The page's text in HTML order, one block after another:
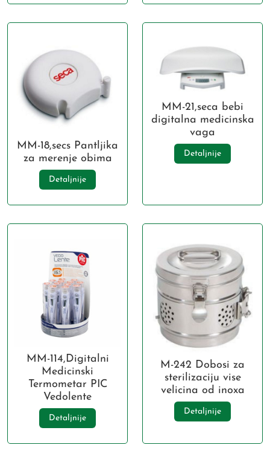
MM-18,secs Pantljika
za merenje obima
Detaljnije
MM-21,seca bebi
digitalna medicinska
vaga
Detaljnije
MM-114,Digitalni
Medicinski
Termometar PIC
Vedolente
Detaljnije
M-242 Dobosi za
sterilizaciju vise
velicina od inoxa
Detaljnije